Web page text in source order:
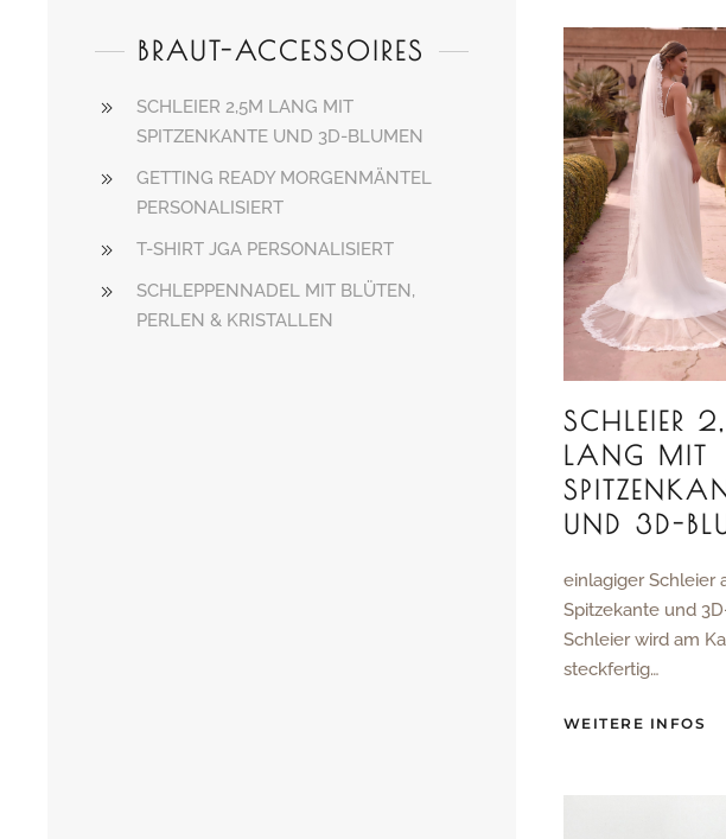
BRAUT-ACCESSOIRES
SCHLEIER 2,5M LANG MIT
SPITZENKANTE UND 3D-BLUMEN
GETTING READY MORGENMÄNTEL
PERSONALISIERT
T-SHIRT JGA PERSONALISIERT
SCHLEPPENNADEL MIT BLÜTEN,
PERLEN & KRISTALLEN
SCHLEIER
LANG MIT
UND 3D-
einlagiger Schleier
Spitzekante und
Schleier wird am
steckfertig…
WEITERE INFOS